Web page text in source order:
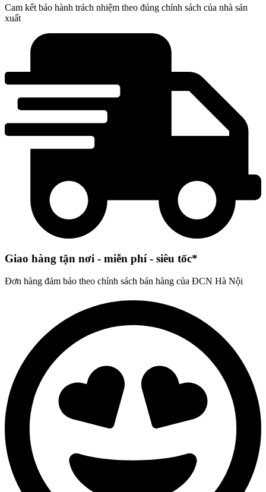
Cam kết bảo hành trách nhiệm theo đúng chính sách của nhà sản
xuất
Giao hàng tận nơi - miễn phí - siêu tốc*
Đơn hàng đảm bảo theo chính sách bán hàng của ĐCN Hà Nội